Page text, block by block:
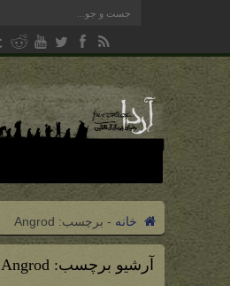
خانه - برچسب: Angrod
آرشیو برچسب: Angrod